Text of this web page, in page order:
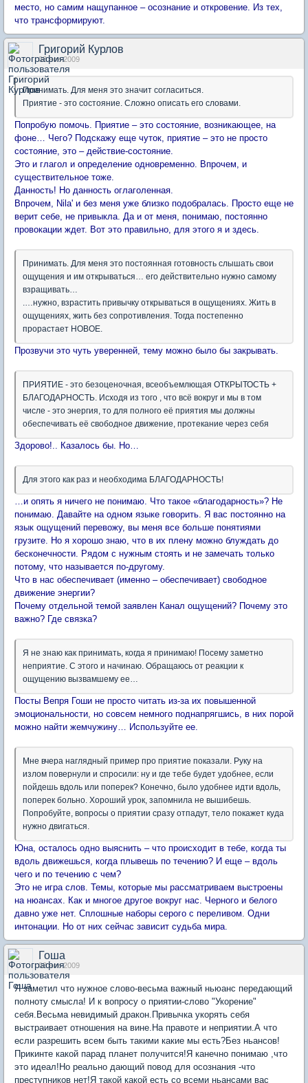
место, но самим нащупанное – осознание и откровение. Из тех,
что трансформируют.
Григорий Курлов
03 ноя 2009
Принимать. Для меня это значит согласиться.
Приятие - это состояние. Сложно описать его словами.
Попробую помочь. Приятие – это состояние, возникающее, на
фоне… Чего? Подскажу еще чуток, приятие – это не просто
состояние, это – действие-состояние.
Это и глагол и определение одновременно. Впрочем, и
существительное тоже.
Данность! Но данность оглаголенная.
Впрочем, Nila' и без меня уже близко подобралась. Просто еще не
верит себе, не привыкла. Да и от меня, понимаю, постоянно
провокации ждет. Вот это правильно, для этого я и здесь.
Принимать. Для меня это постоянная готовность слышать свои
ощущения и им открываться… его действительно нужно самому
взращивать…
.…нужно, взрастить привычку открываться в ощущениях. Жить в
ощущениях, жить без сопротивления. Тогда постепенно
прорастает НОВОЕ.
Прозвучи это чуть уверенней, тему можно было бы закрывать.
ПРИЯТИЕ - это безоценочная, всеобъемлющая ОТКРЫТОСТЬ +
БЛАГОДАРНОСТЬ. Исходя из того , что всё вокруг и мы в том
числе - это энергия, то для полного её приятия мы должны
обеспечивать её свободное движение, протекание через себя
Здорово!.. Казалось бы. Но…
Для этого как раз и необходима БЛАГОДАРНОСТЬ!
…и опять я ничего не понимаю. Что такое «благодарность»? Не
понимаю. Давайте на одном языке говорить. Я вас постоянно на
язык ощущений перевожу, вы меня все больше понятиями
грузите. Но я хорошо знаю, что в их плену можно блуждать до
бесконечности. Рядом с нужным стоять и не замечать только
потому, что называется по-другому.
Что в нас обеспечивает (именно – обеспечивает) свободное
движение энергии?
Почему отдельной темой заявлен Канал ощущений? Почему это
важно? Где связка?
Я не знаю как принимать, когда я принимаю! Посему заметно
неприятие. С этого и начинаю. Обращаюсь от реакции к
ощущению вызвамшему ее…
Посты Вепря Гоши не просто читать из-за их повышенной
эмоциональности, но совсем немного поднапрягшись, в них порой
можно найти жемчужину… Используйте ее.
Мне вчера наглядный пример про приятие показали. Руку на
излом повернули и спросили: ну и где тебе будет удобнее, если
пойдешь вдоль или поперек? Конечно, было удобнее идти вдоль,
поперек больно. Хороший урок, запомнила не вышибешь.
Попробуйте, вопросы о приятии сразу отпадут, тело покажет куда
нужно двигаться.
Юна, осталось одно выяснить – что происходит в тебе, когда ты
вдоль движешься, когда плывешь по течению? И еще – вдоль
чего и по течению с чем?
Это не игра слов. Темы, которые мы рассматриваем выстроены
на нюансах. Как и многое другое вокруг нас. Черного и белого
давно уже нет. Сплошные наборы серого с переливом. Одни
интонации. Но от них сейчас зависит судьба мира.
Гоша
03 ноя 2009
Я заметил что нужное слово-весьма важный ньюанс передающий
полноту смысла! И к вопросу о приятии-слово "Укорение"
себя.Весьма невидимый дракон.Привычка укорять себя
выстраивает отношения на вине.На правоте и неприятии.А что
если разрешить всем быть такими какие мы есть?Без ньансов!
Прикинте какой парад планет получится!Я канечно понимаю ,что
это идеал!Но реально дающий повод для осознания -что
преступников нет!Я такой какой есть со всеми ньансами вас